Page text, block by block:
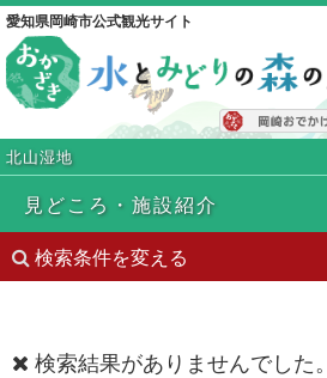
愛知県岡崎市公式観光サイト
北山湿地
見どころ・施設紹介
検索条件を変える
検索結果がありませんでした。